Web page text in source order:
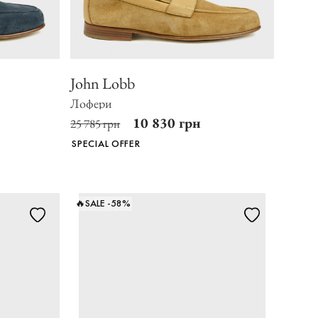
John Lobb
Лофери
25 785 грн 10 830 грн
SPECIAL OFFER
🔥SALE -58%